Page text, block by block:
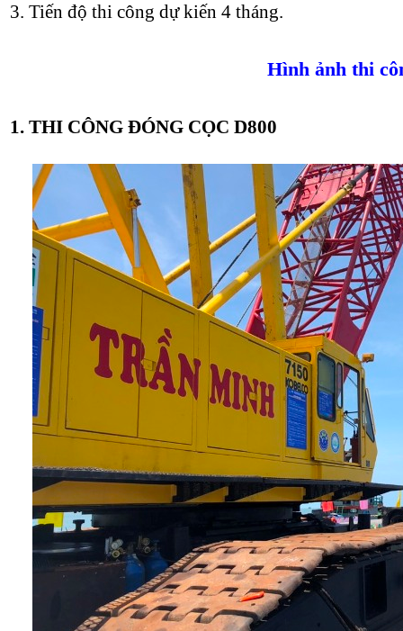
3. Tiến độ thi công dự kiến 4 tháng.
Hình ảnh thi
1. THI CÔNG ĐÓNG CỌC D800